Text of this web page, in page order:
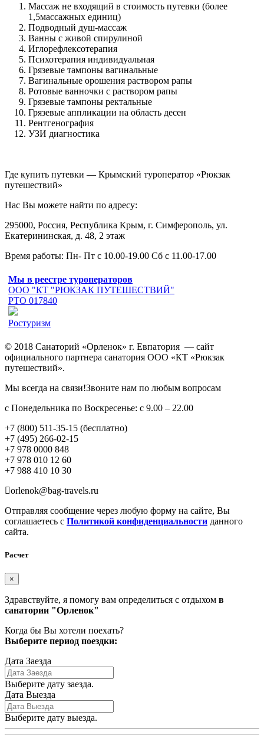
Массаж не входящий в стоимость путевки (более
1,5массажных единиц)
Подводный душ-массаж
Ванны с живой спирулиной
Иглорефлексотерапия
Психотерапия индивидуальная
Грязевые тампоны вагинальные
Вагинальные орошения раствором рапы
Ротовые ванночки с раствором рапы
Грязевые тампоны ректальные
Грязевые аппликации на область десен
Рентгенография
УЗИ диагностика
Где купить путевки — Крымский туроператор «Рюкзак
путешествий»
Нас Вы можете найти по адресу:
295000, Россия, Республика Крым, г. Симферополь, ул.
Екатерининская, д. 48, 2 этаж
Время работы: Пн- Пт с 10.00-19.00 Сб с 11.00-17.00
Мы в реестре туроператоров
ООО "КТ "РЮКЗАК ПУТЕШЕСТВИЙ"
РТО 017840
Ростуризм
© 2018 Санаторий «Орленок» г. Евпатория — сайт
официального партнера санатория ООО «КТ «Рюкзак
путешествий».
Мы всегда на связи!Звоните нам по любым вопросам
с Понедельника по Воскресенье: с 9.00 – 22.00
+7 (800) 511-35-15 (бесплатно)
+7 (495) 266-02-15
+7 978 0000 848
+7 978 010 12 60
+7 988 410 10 30
orlenok@bag-travels.ru
Отправляя сообщение через любую форму на сайте, Вы
соглашаетесь с Политикой конфиденциальности данного
сайта.
Расчет
×
Здравствуйте, я помогу вам определиться с отдыхом в
санатории "Орленок"
Когда бы Вы хотели поехать?
Выберите период поездки:
Дата Заезда
Выберите дату заезда.
Дата Выезда
Выберите дату выезда.